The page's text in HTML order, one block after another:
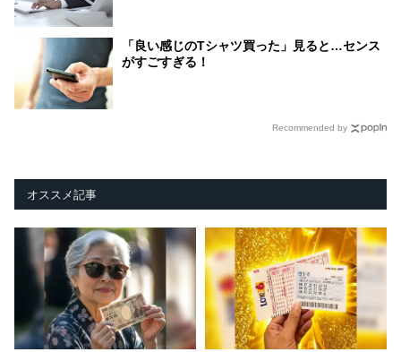
「良い感じのTシャツ買った」見ると…センス
がすごすぎる！
Recommended by
オススメ記事